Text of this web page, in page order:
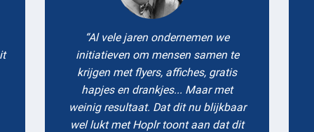
Al vele jaren ondernemen we
initiatieven om mensen samen te
krijgen met flyers, affiches, gratis
hapjes en drankjes... Maar met
weinig resultaat. Dat dit nu blijkbaar
wel lukt met Hoplr toont aan dat dit